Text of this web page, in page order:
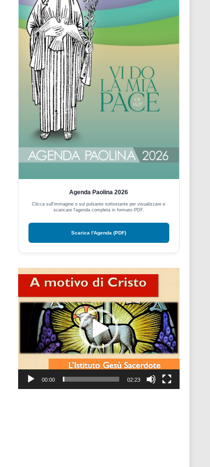
Agenda Paolina 2026
Clicca sull'immagine o sul pulsante sottostante per visualizzare e
scaricare l'agenda completa in formato PDF.
Scarica l'Agenda (PDF)
Video
Player
00:00 02:23